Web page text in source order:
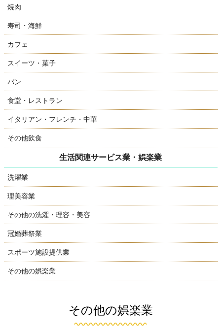
焼肉
寿司・海鮮
カフェ
スイーツ・菓子
パン
食堂・レストラン
イタリアン・フレンチ・中華
その他飲食
生活関連サービス業・娯楽業
洗濯業
理美容業
その他の洗濯・理容・美容
冠婚葬祭業
スポーツ施設提供業
その他の娯楽業
その他の娯楽業